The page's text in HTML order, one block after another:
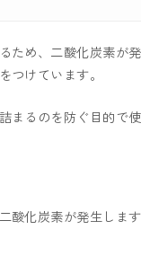
ため、二酸化炭素が
けています。
まるのを防ぐ目的で
酸化炭素が発生しま